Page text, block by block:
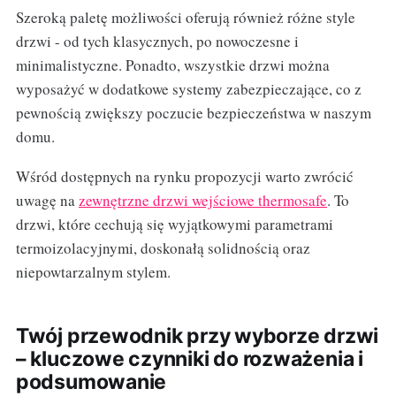
Szeroką paletę możliwości oferują również różne style
drzwi - od tych klasycznych, po nowoczesne i
minimalistyczne. Ponadto, wszystkie drzwi można
wyposażyć w dodatkowe systemy zabezpieczające, co z
pewnością zwiększy poczucie bezpieczeństwa w naszym
domu.
Wśród dostępnych na rynku propozycji warto zwrócić
uwagę nazewnętrzne drzwi wejściowe thermosafe. To
drzwi, które cechują się wyjątkowymi parametrami
termoizolacyjnymi, doskonałą solidnością oraz
niepowtarzalnym stylem.
Twój przewodnik przy wyborze drzwi
– kluczowe czynniki do rozważenia i
podsumowanie